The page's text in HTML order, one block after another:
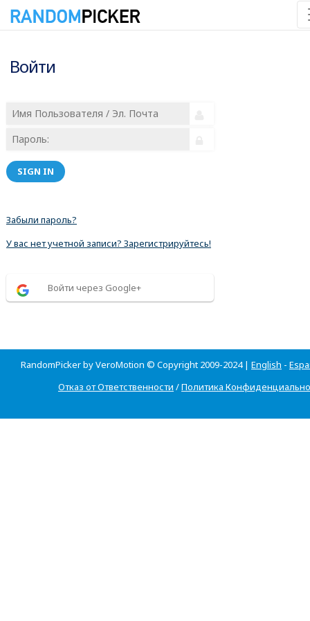
Войти
SIGN IN
Забыли пароль?
У вас нет учетной записи? Зарегистрируйтесь!
Войти через Google+
RandomPicker by VeroMotion © Copyright 2009-2024 | English -
Отказ от Ответственности /Политика